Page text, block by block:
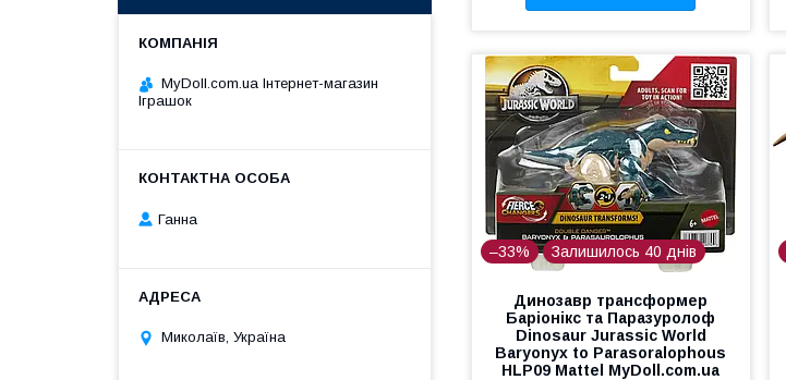
–33% Залишилось 40 днів
Динозавр трансформер
Баріонікс та Паразуролоф
Dinosaur Jurassic World
Baryonyx to Parasoralophous
HLP09 Mattel MyDoll.com.ua
MyDoll.com.ua Інтернет-магазин
Іграшок
Ганна
Миколаїв, Україна